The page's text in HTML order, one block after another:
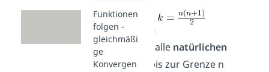
Dabei werden allenatürlichen
Zahlenvon 1 bis zur Grenze n
Funktionen
folgen -
gleichmäßi
ge
Konvergen